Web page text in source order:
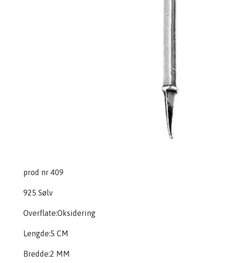
prod nr 409
925 Sølv
Overflate:Oksidering
Lengde:5 CM
Bredde:2 MM